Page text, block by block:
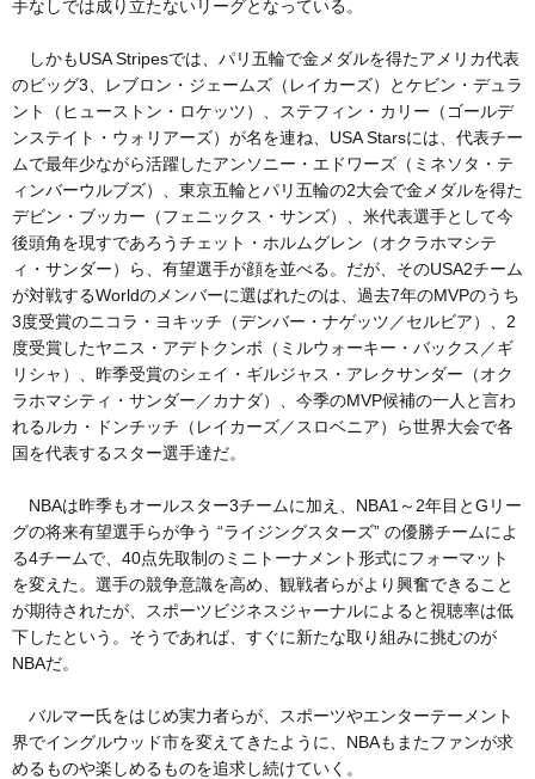
手なしでは成り立たないリーグとなっている。
しかもUSA Stripesでは、パリ五輪で金メダルを得たアメリカ代表
のビッグ3、レブロン・ジェームズ（レイカーズ）とケビン・デュラ
ント（ヒューストン・ロケッツ）、ステフィン・カリー（ゴールデ
ンステイト・ウォリアーズ）が名を連ね、USA Starsには、代表チー
ムで最年少ながら活躍したアンソニー・エドワーズ（ミネソタ・テ
ィンバーウルブズ）、東京五輪とパリ五輪の2大会で金メダルを得た
デビン・ブッカー（フェニックス・サンズ）、米代表選手として今
後頭角を現すであろうチェット・ホルムグレン（オクラホマシテ
ィ・サンダー）ら、有望選手が顔を並べる。だが、そのUSA2チーム
が対戦するWorldのメンバーに選ばれたのは、過去7年のMVPのうち
3度受賞のニコラ・ヨキッチ（デンバー・ナゲッツ／セルビア）、2
度受賞したヤニス・アデトクンボ（ミルウォーキー・バックス／ギ
リシャ）、昨季受賞のシェイ・ギルジャス・アレクサンダー（オク
ラホマシティ・サンダー／カナダ）、今季のMVP候補の一人と言わ
れるルカ・ドンチッチ（レイカーズ／スロベニア）ら世界大会で各
国を代表するスター選手達だ。
NBAは昨季もオールスター3チームに加え、NBA1～2年目とGリー
グの将来有望選手らが争う “ライジングスターズ” の優勝チームによ
る4チームで、40点先取制のミニトーナメント形式にフォーマット
を変えた。選手の競争意識を高め、観戦者らがより興奮できること
が期待されたが、スポーツビジネスジャーナルによると視聴率は低
下したという。そうであれば、すぐに新たな取り組みに挑むのが
NBAだ。
バルマー氏をはじめ実力者らが、スポーツやエンターテーメント
界でイングルウッド市を変えてきたように、NBAもまたファンが求
めるものや楽しめるものを追求し続けていく。